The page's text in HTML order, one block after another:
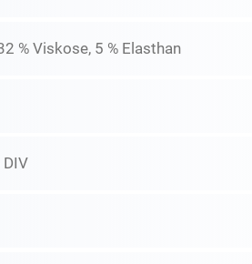
% Viskose, 5 % Elasthan
DIV